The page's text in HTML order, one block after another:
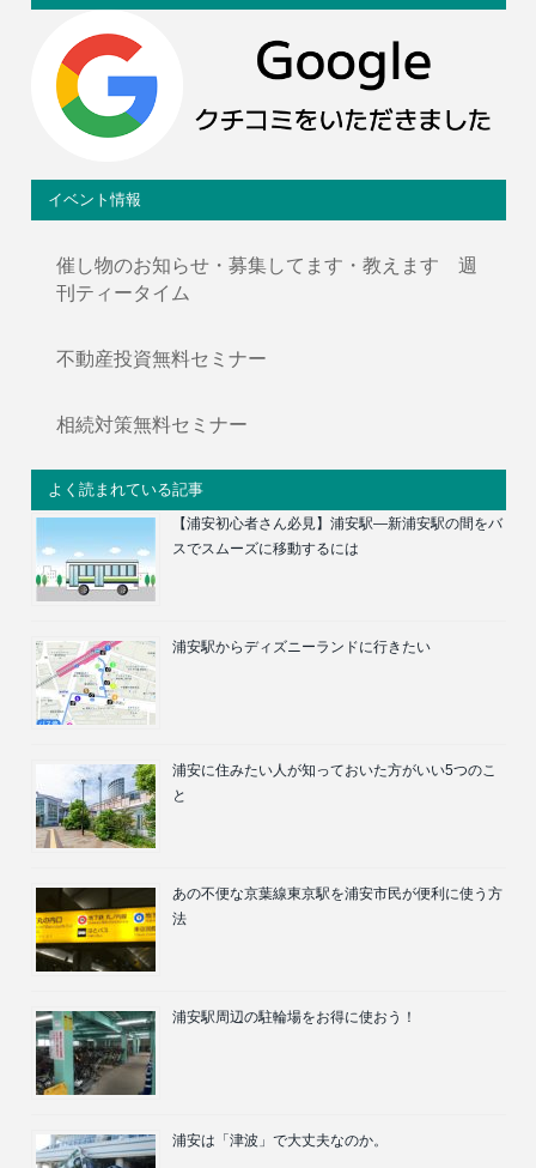
イベント情報
催し物のお知らせ・募集してます・教えます 週
刊ティータイム
不動産投資無料セミナー
相続対策無料セミナー
よく読まれている記事
【浦安初心者さん必見】浦安駅―新浦安駅の間をバ
スでスムーズに移動するには
浦安駅からディズニーランドに行きたい
浦安に住みたい人が知っておいた方がいい5つのこ
と
あの不便な京葉線東京駅を浦安市民が便利に使う方
法
浦安駅周辺の駐輪場をお得に使おう！
浦安は「津波」で大丈夫なのか。